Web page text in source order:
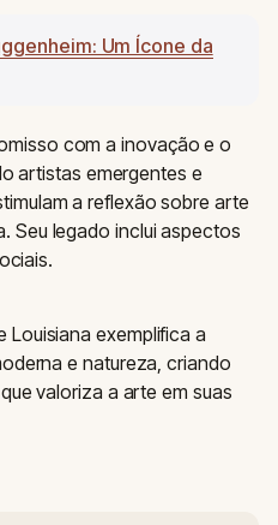
Um Ícone da
com a inovação e o
artistas emergentes e
a reflexão sobre arte
Seu legado inclui aspectos
Louisiana exemplifica a
e natureza, criando
valoriza a arte em suas